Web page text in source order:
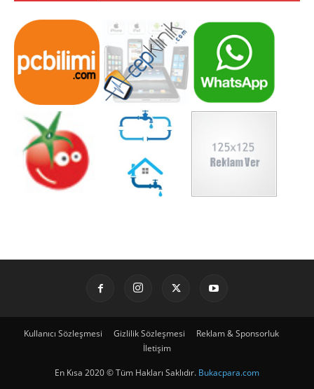
Kullanıcı Sözleşmesi Gizlilik Sözleşmesi
Reklam & Sponsorluk
İletişim
En Kısa 2020 © Tüm Hakları Saklıdır. Bukacpara.com